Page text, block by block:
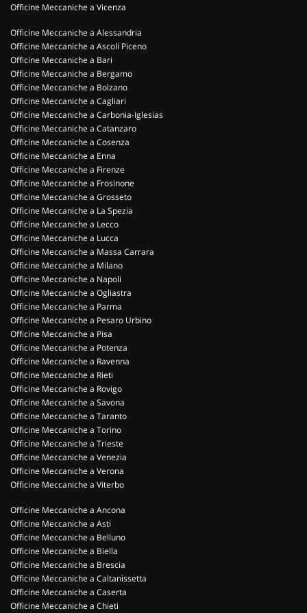
Officine Meccaniche a Vicenza
Officine Meccaniche a Alessandria
Officine Meccaniche a Ascoli Piceno
Officine Meccaniche a Bari
Officine Meccaniche a Bergamo
Officine Meccaniche a Bolzano
Officine Meccaniche a Cagliari
Officine Meccaniche a Carbonia-Iglesias
Officine Meccaniche a Catanzaro
Officine Meccaniche a Cosenza
Officine Meccaniche a Enna
Officine Meccaniche a Firenze
Officine Meccaniche a Frosinone
Officine Meccaniche a Grosseto
Officine Meccaniche a La Spezia
Officine Meccaniche a Lecco
Officine Meccaniche a Lucca
Officine Meccaniche a Massa Carrara
Officine Meccaniche a Milano
Officine Meccaniche a Napoli
Officine Meccaniche a Ogliastra
Officine Meccaniche a Parma
Officine Meccaniche a Pesaro Urbino
Officine Meccaniche a Pisa
Officine Meccaniche a Potenza
Officine Meccaniche a Ravenna
Officine Meccaniche a Rieti
Officine Meccaniche a Rovigo
Officine Meccaniche a Savona
Officine Meccaniche a Taranto
Officine Meccaniche a Torino
Officine Meccaniche a Trieste
Officine Meccaniche a Venezia
Officine Meccaniche a Verona
Officine Meccaniche a Viterbo
Officine Meccaniche a Ancona
Officine Meccaniche a Asti
Officine Meccaniche a Belluno
Officine Meccaniche a Biella
Officine Meccaniche a Brescia
Officine Meccaniche a Caltanissetta
Officine Meccaniche a Caserta
Officine Meccaniche a Chieti